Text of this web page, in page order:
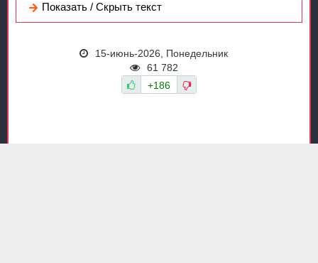
Показать / Скрыть текст
15-июнь-2026, Понедельник
61 782
+186